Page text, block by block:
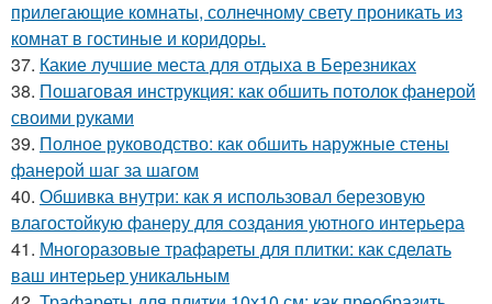
прилегающие комнаты, солнечному свету проникать из
комнат в гостиные и коридоры.
37. Какие лучшие места для отдыха в Березниках
38. Пошаговая инструкция: как обшить потолок фанерой
своими руками
39. Полное руководство: как обшить наружные стены
фанерой шаг за шагом
40. Обшивка внутри: как я использовал березовую
влагостойкую фанеру для создания уютного интерьера
41. Многоразовые трафареты для плитки: как сделать
ваш интерьер уникальным